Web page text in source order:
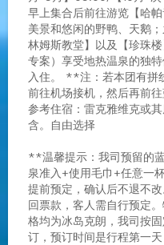
早上集合后前往游览【哈
美景和悠闲的野鸭、天鹅
林姆斯教堂】以及【珍珠
专案）享受地热温泉的独
入住。 **注：若本团有拼
前往机场接机，然后再前往
参考住宿：雷克雅维克或
含。自由选择
**温馨提示：我司预留的
泉准入+使用毛巾+任意一
提前预定，确认后不退不
回票款，客人需自行预定
格均为冰岛克朗，我司按
订，预订时间是行程第一